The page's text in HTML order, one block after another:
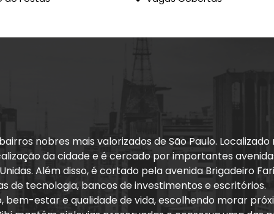
nobres mais valorizados de São Paulo.
da cidade e é cercado por importantes
Além disso, é cortado pela avenida Brigadeiro
de tecnologia, bancos de investimentos e escritórios.
bem-estar e qualidade de vida, escolhendo morar